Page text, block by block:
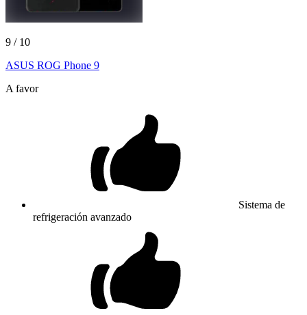
9 / 10
ASUS ROG Phone 9
A favor
Sistema de
refrigeración avanzado